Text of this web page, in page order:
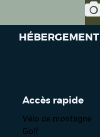
HÉBERGEMENT
Accès rapide
Vélo de montagne
Golf